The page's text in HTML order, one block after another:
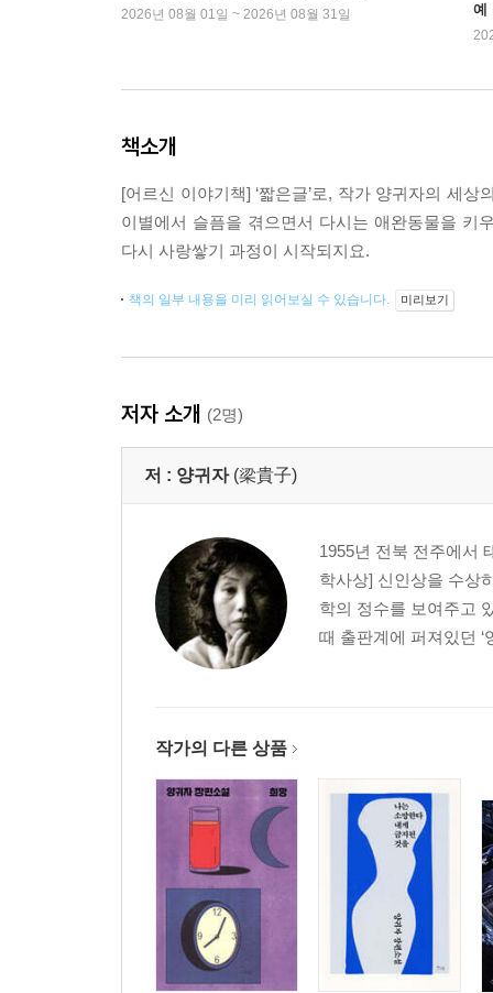
2026년 08월 01일 ~ 2026년 08월 31일
예
책소개
[어르신 이야기책] ‘짧은글’로, 작가 양귀자의 세
이별에서 슬픔을 겪으면서 다시는 애완동물을 키
다시 사랑쌓기 과정이 시작되지요.
책의 일부 내용을 미리 읽어보실 수 있습니다. 미리보기
저자 소개 (2명)
저 : 양귀자 (梁貴子)
1955년 전북 전주에서
학사상] 신인상을 수상
학의 정수를 보여주고
때 출판계에 퍼져있던
작가의 다른 상품